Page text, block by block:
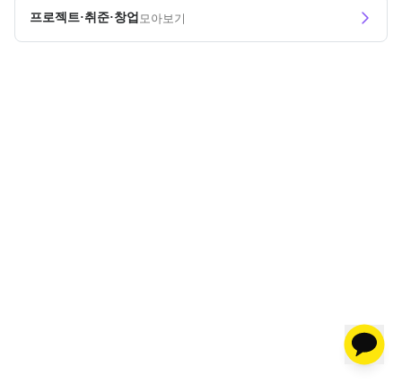
프로젝트·취준·창업 모아보기